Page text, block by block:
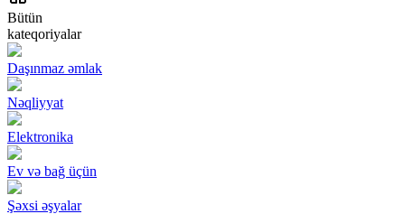
Bütün
kateqoriyalar
Daşınmaz əmlak
Nəqliyyat
Elektronika
Ev və bağ üçün
Şəxsi əşyalar